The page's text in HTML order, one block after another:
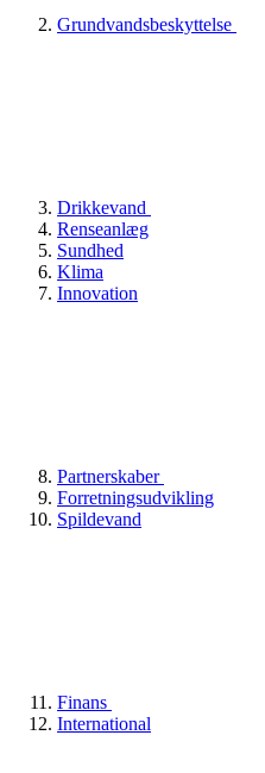
Grundvandsbeskyttelse
Drikkevand
Renseanlæg
Sundhed
Klima
Innovation
Partnerskaber
Forretningsudvikling
Spildevand
Finans
International